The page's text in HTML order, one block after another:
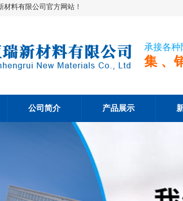
料有限公司官方网站！
承接各种
集 、
公司简介 产品展示